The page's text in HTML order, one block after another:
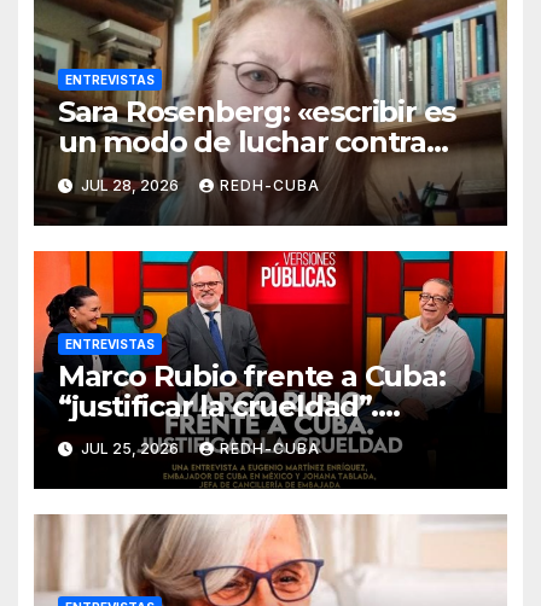
ENTREVISTAS
Sara Rosenberg: «escribir es
un modo de luchar contra
todo intento de
deshumanización»
JUL 28, 2026 REDH-CUBA
ENTREVISTAS
Marco Rubio frente a Cuba:
“justificar la crueldad”.
Entrevista de Jenaro Villamil
a Eugenio Martínez y Johana
Tablada
JUL 25, 2026 REDH-CUBA